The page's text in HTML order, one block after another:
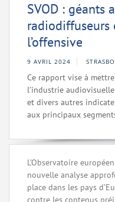
SVOD : géants
radiodiffuseurs
l’offensive
9 AVRIL 2024
Ce rapport vise à
l’industrie
et divers autres
aux principaux
L’Observatoire
nouvelle analyse
place dans les pays